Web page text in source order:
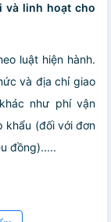
và linh hoạt cho
luật hiện hành.
và địa chỉ giao
như phí vận
khẩu (đối với đơn
đồng).....